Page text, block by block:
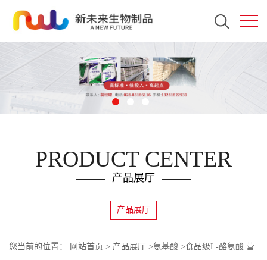
PRODUCT CENTER
产品展厅
产品展厅
您当前的位置： 网站首页 > 产品展厅 >氨基酸 >食品级L-酪氨酸 营